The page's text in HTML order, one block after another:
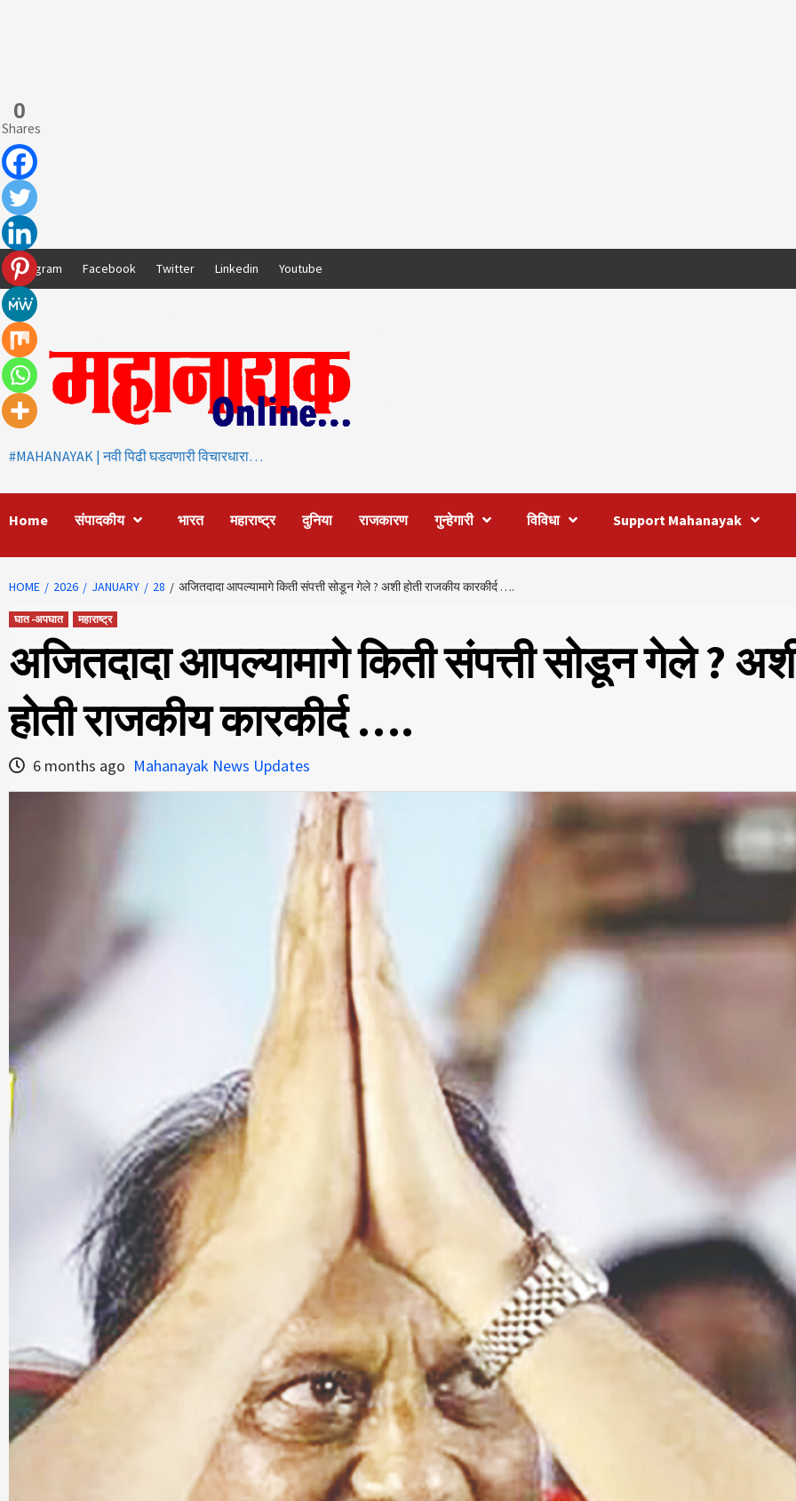
Skip
to
content
Instagram Facebook Twitter Linkedin Youtube
#MAHANAYAK | नवी पिढी घडवणारी विचारधारा…
Home संपादकीय भारत महाराष्ट्र दुनिया राजकारण गुन्हेगारी विविधा Support Mahanayak
HOME 2026 JANUARY 28 अजितदादा आपल्यामागे किती संपत्ती सोडून गेले ? अशी होती राजकीय कारकीर्द ….
घात -अपघात महाराष्ट्र
अजितदादा आपल्यामागे किती संपत्ती सोडून गेले ?
होती राजकीय कारकीर्द ….
6 months ago Mahanayak News Updates
0
Shares